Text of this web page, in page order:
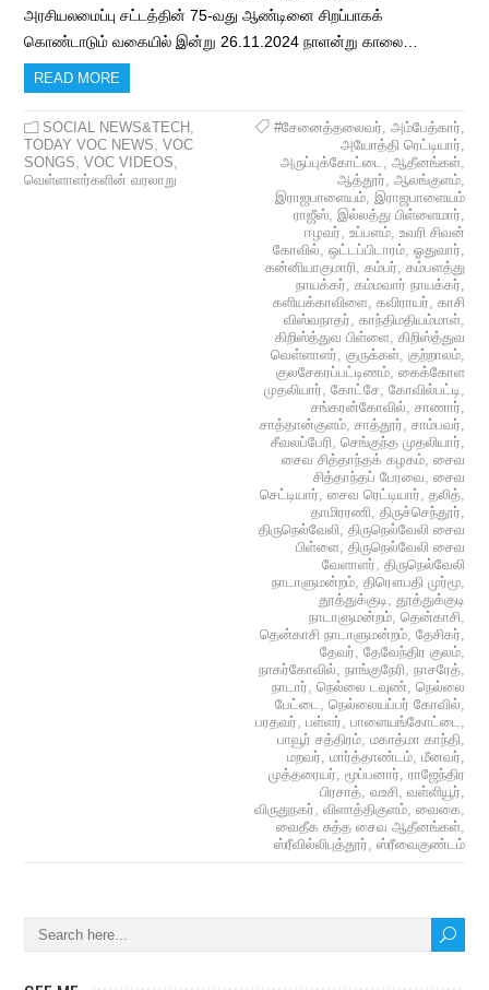
அரசியலமைப்பு சட்டத்தின் 75-வது ஆண்டினை சிறப்பாகக்
கொண்டாடும் வகையில் இன்று 26.11.2024 நாளன்று காலை…
READ MORE
SOCIAL NEWS&TECH ,
TODAY VOC NEWS,VOC
SONGS,VOC VIDEOS,
வெள்ளாளர்களின் வரலாறு
#சேனைத்தலைவர், அம்பேத்கார்,
அயோத்தி ரெட்டியார்,
அருப்புக்கோட்டை, ஆதீனங்கள்,
ஆத்தூர், ஆலங்குளம்,
இராஜபாளையம், இராஜபாளையம்
ராஜீஸ், இல்லத்து பிள்ளைமார்,
ஈழவர், உப்பளம், உவரி சிவன்
கோவில், ஒட்டப்பிடாரம், ஓதுவார்,
கன்னியாகுமாரி, கம்பர், கம்பளத்து
நாயக்கர், கம்மவார் நாயக்கர்,
களியக்காவிளை, கவிராயர், காசி
விஸ்வநாதர், காந்திமதியம்மாள்,
கிறிஸ்த்துவ பிள்ளை, கிறிஸ்த்துவ
வெள்ளாளர், குருக்கள், குற்றாலம்,
குலசேகரப்பட்டிணம், கைக்கோள
முதலியார், கோட்சே, கோவில்பட்டி,
சங்கரன்கோவில், சாணார்,
சாத்தான்குளம், சாத்தூர், சாம்பவர்,
சீவலப்பேரி, செங்குந்த முதலியார்,
சைவ சித்தாந்தக் கழகம், சைவ
சித்தாந்தப் பேரவை, சைவ
செட்டியார், சைவ ரெட்டியார், தலித்,
தாமிரரணி, திருச்செந்தூர்,
திருநெல்வேலி, திருநெல்வேலி சைவ
பிள்ளை, திருநெல்வேலி சைவ
வேளாளர், திருநெல்வேலி
நாடாளுமன்றம், திரௌபதி முர்மூ,
தூத்துக்குடி, தூத்துக்குடி
நாடாளுமன்றம், தென்காசி,
தென்காசி நாடாளுமன்றம், தேசிகர்,
தேவர், தேவேந்திர குலம்,
நாகர்கோவில், நாங்குநேரி, நாசரேத்,
நாடார், நெல்லை டவுண், நெல்லை
பேட்டை, நெல்லையப்பர் கோவில்,
பரதவர், பள்ளர், பாளையங்கோட்டை,
பாவூர் சத்திரம், மகாத்மா காந்தி,
மறவர், மார்த்தாண்டம், மீனவர்,
முத்தரையர், மூப்பனார், ராஜேந்திர
பிரசாத், வஉசி, வள்ளியூர்,
விருதுநகர், விளாத்திகுளம், வைகை,
வைதீக சுத்த சைவ ஆதீனங்கள்,
ஸ்ரீவில்லிபுத்தூர், ஸ்ரீவைகுண்டம்